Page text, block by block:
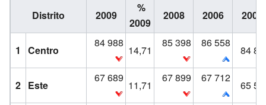
Distrito 2009
%
2009
2008 2006 2004
1 Centro
84 988
14,71
85 398 86 558
84
2 Este
67 689
11,71
67 899 67 712
65